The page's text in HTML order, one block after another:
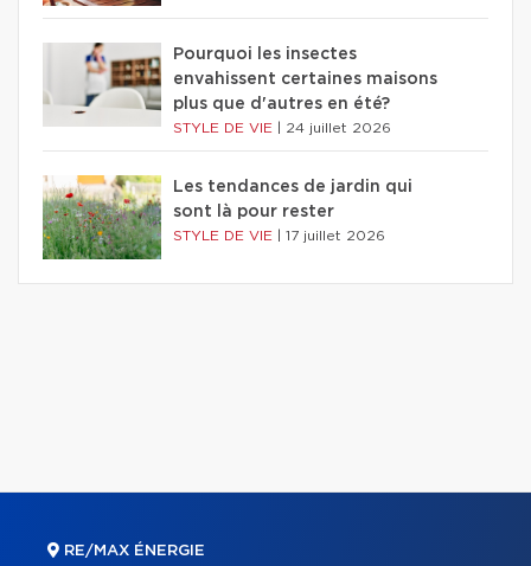
Pourquoi les insectes
envahissent certaines maisons
plus que d'autres en été?
STYLE DE VIE 24 juillet 2026
Les tendances de jardin qui
sont là pour rester
STYLE DE VIE 17 juillet 2026
RE/MAX ÉNERGIE